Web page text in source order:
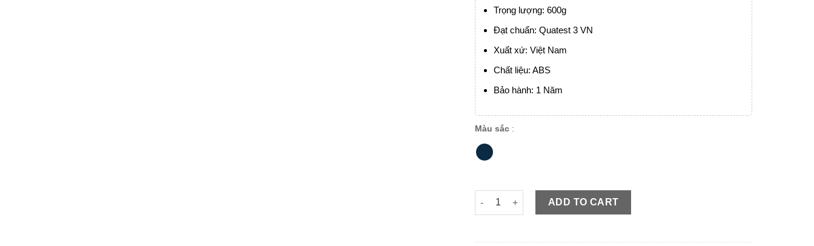
Trọng lượng: 600g
Đạt chuẩn: Quatest 3 VN
Xuất xứ: Việt Nam
Chất liệu: ABS
Bảo hành: 1 Năm
Màu sắc :
Andes 109K Xanh Cổ Vịt Nhám quantity
ADD TO CART